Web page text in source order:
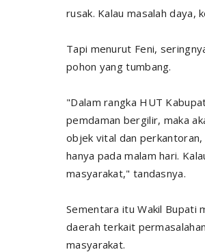
rusak. Kalau masalah daya,
Tapi menurut Feni,
pohon yang tumbang.
"Dalam rangka HUT
pemdaman bergilir, maka
objek vital dan perkantoran,
hanya pada malam hari.
masyarakat," tandasnya.
Sementara itu Wakil Bupati
daerah terkait
masyarakat.